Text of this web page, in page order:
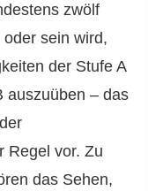
zwölf
sein wird,
der Stufe A
auszuüben – das
Regel vor. Zu
das Sehen,